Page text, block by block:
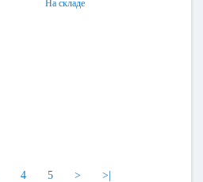
На складе
4 5 > >|